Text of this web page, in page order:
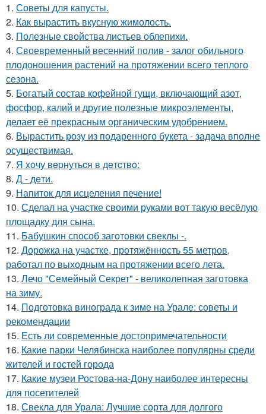
1. Советы для капусты.
2. Как вырастить вкусную жимолость.
3. Полезные свойства листьев облепихи.
4. Своевременный весенний полив - залог обильного
плодоношения растений на протяжении всего теплого
сезона.
5. Богатый состав кофейной гущи, включающий азот,
фосфор, калий и другие полезные микроэлементы,
делает её прекрасным органическим удобрением.
6. Вырастить розу из подаренного букета - задача вполне
осуществимая.
7. Я xoчу вepнутьcя в дeтcтвo:
8. Д - дeти.
9. Напиток для исцеления печение!
10. Сделал на участке своими руками вот такую весёлую
площадку для сына.
11. Бабушкин способ заготовки свеклы -.
12. Дорожка на участке, протяжённость 55 метров,
работал по выходным на протяжении всего лета.
13. Лечо "Семейный Секрет" - великолепная заготовка
на зиму.
14. Подготовка винограда к зиме на Урале: советы и
рекомендации
15. Есть ли современные достопримечательности
16. Какие парки Челябинска наиболее популярны среди
жителей и гостей города
17. Какие музеи Ростова-на-Дону наиболее интересны
для посетителей
18. Свекла для Урала: Лучшие сорта для долгого